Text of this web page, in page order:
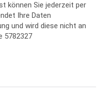
können Sie jederzeit per
Ihre Daten
und wird diese nicht an
5782327